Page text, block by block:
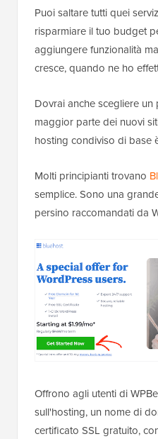
Puoi saltare tutti quei
risparmiare il tuo budget
aggiungere funzionalità
cresce, quando ne ho
Dovrai anche scegliere
maggior parte dei nuovi
hosting condiviso di base
Molti principianti trovano
semplice. Sono una
persino raccomandati da
Offrono agli utenti di
sull'hosting, un nome di
certificato SSL gratuito,